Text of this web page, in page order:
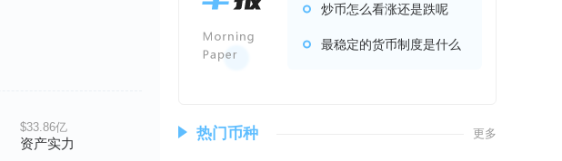
$33.86亿
资产实力
炒币怎么看涨还是跌呢
最稳定的货币制度是什么
热门币种 更多